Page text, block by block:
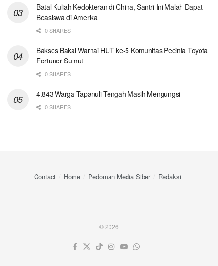
Batal Kuliah Kedokteran di China, Santri Ini Malah Dapat
Beasiswa di Amerika
0 SHARES
Baksos Bakal Warnai HUT ke-5 Komunitas Pecinta Toyota
Fortuner Sumut
0 SHARES
4.843 Warga Tapanuli Tengah Masih Mengungsi
0 SHARES
Contact Home Pedoman Media Siber Redaksi
© 2026